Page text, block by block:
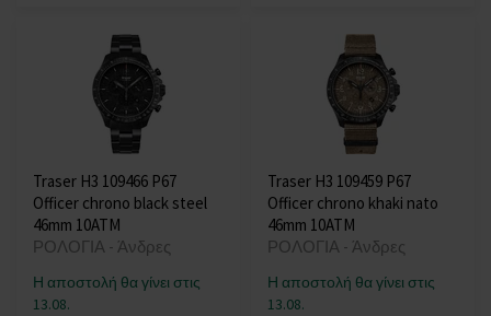
Traser H3 109466 P67
Officer chrono black steel
46mm 10ATM
ΡΟΛΟΓΙΑ - Άνδρες
Η αποστολή θα γίνει στις
13.08.
Traser H3 109459 P67
Officer chrono khaki nato
46mm 10ATM
ΡΟΛΟΓΙΑ - Άνδρες
Η αποστολή θα γίνει στις
13.08.